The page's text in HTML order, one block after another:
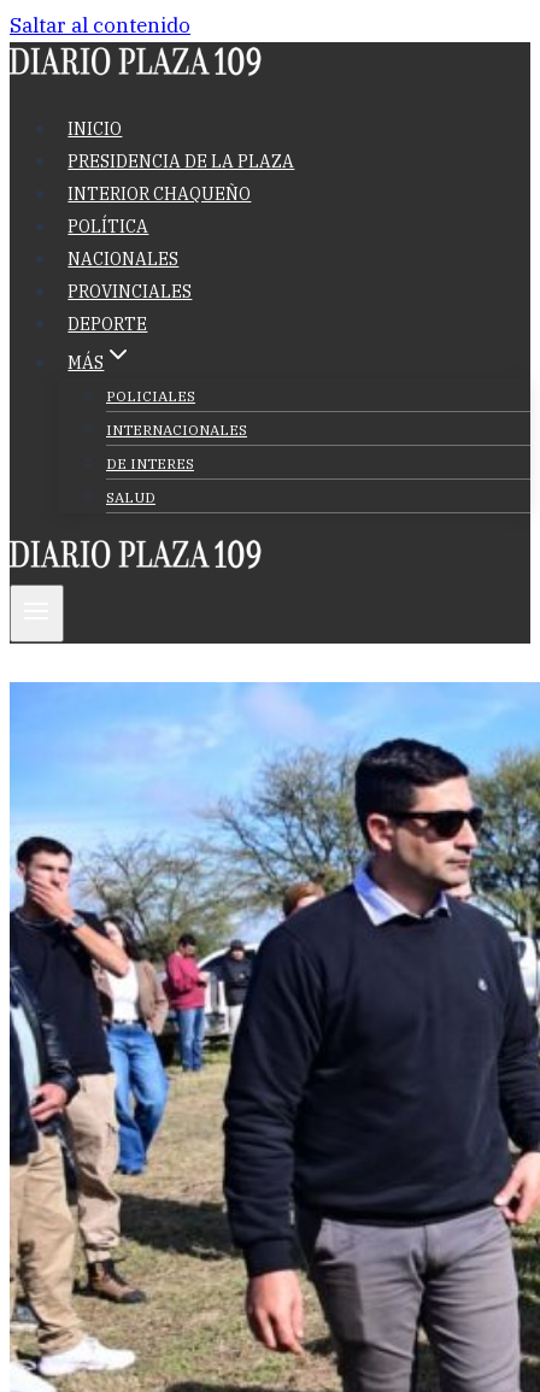
Saltar al contenido
INICIO
PRESIDENCIA DE LA PLAZA
INTERIOR CHAQUEÑO
POLÍTICA
NACIONALES
PROVINCIALES
DEPORTE
MÁS
POLICIALES
INTERNACIONALES
DE INTERES
SALUD